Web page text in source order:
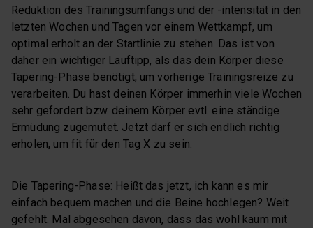
Reduktion des Trainingsumfangs und der -intensität in den
letzten Wochen und Tagen vor einem Wettkampf, um
optimal erholt an der Startlinie zu stehen. Das ist von
daher ein wichtiger Lauftipp, als das dein Körper diese
Tapering-Phase benötigt, um vorherige Trainingsreize zu
verarbeiten. Du hast deinen Körper immerhin viele Wochen
sehr gefordert bzw. deinem Körper evtl. eine ständige
Ermüdung zugemutet. Jetzt darf er sich endlich richtig
erholen, um fit für den Tag X zu sein.
Die Tapering-Phase: Heißt das jetzt, ich kann es mir
einfach bequem machen und die Beine hochlegen? Weit
gefehlt. Mal abgesehen davon, dass das wohl kaum mit